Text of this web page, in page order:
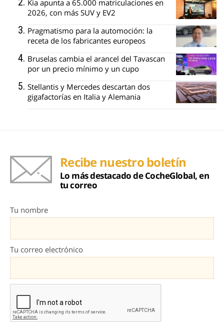
Kia apunta a 65.000 matriculaciones en
2026, con más SUV y EV2
Pragmatismo para la automoción: la
receta de los fabricantes europeos
Bruselas cambia el arancel del Tavascan
por un precio mínimo y un cupo
Stellantis y Mercedes descartan dos
gigafactorías en Italia y Alemania
Recibe nuestro boletín
Lo más destacado de CocheGlobal, en
tu correo
Tu nombre
Tu correo electrónico